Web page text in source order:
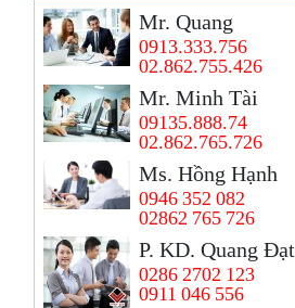
Mr. Quang
0913.333.756
02.862.755.426
Mr. Minh Tài
09135.888.74
02.862.765.726
Ms. Hồng Hạnh
0946 352 082
02862 765 726
P. KD. Quang Đạt
0286 2702 123
0911 046 556